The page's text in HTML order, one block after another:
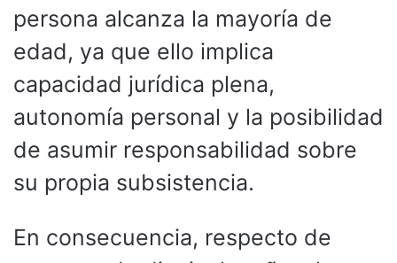
persona alcanza la mayoría de
edad, ya que ello implica
capacidad jurídica plena,
autonomía personal y la posibilidad
de asumir responsabilidad sobre
su propia subsistencia.
En consecuencia, respecto de